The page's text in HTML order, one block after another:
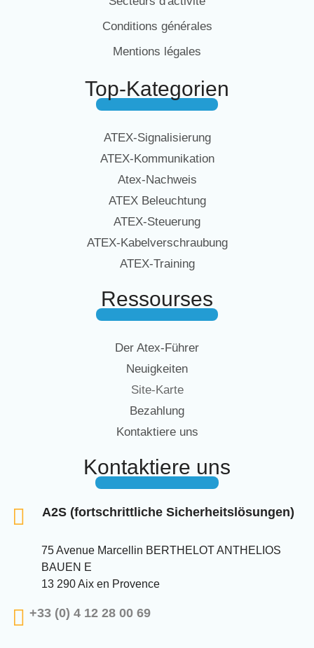
Conditions générales
Mentions légales
Top-Kategorien
ATEX-Signalisierung
ATEX-Kommunikation
Atex-Nachweis
ATEX Beleuchtung
ATEX-Steuerung
ATEX-Kabelverschraubung
ATEX-Training
Ressourses
Der Atex-Führer
Neuigkeiten
Site-Karte
Bezahlung
Kontaktiere uns
Kontaktiere uns
A2S (fortschrittliche Sicherheitslösungen)
75 Avenue Marcellin BERTHELOT ANTHELIOS
BAUEN E
13 290 Aix en Provence
+33 (0) 4 12 28 00 69